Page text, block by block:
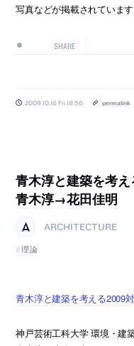
写真などが掲載されています
SHARE
2009.10.16 Fri 18:56 permalink
青木淳と建築を考
青木淳→花田佳明
ARCHITECTURE
理論
青木淳と建築を考える2009
神戸芸術工科大学 環境・建